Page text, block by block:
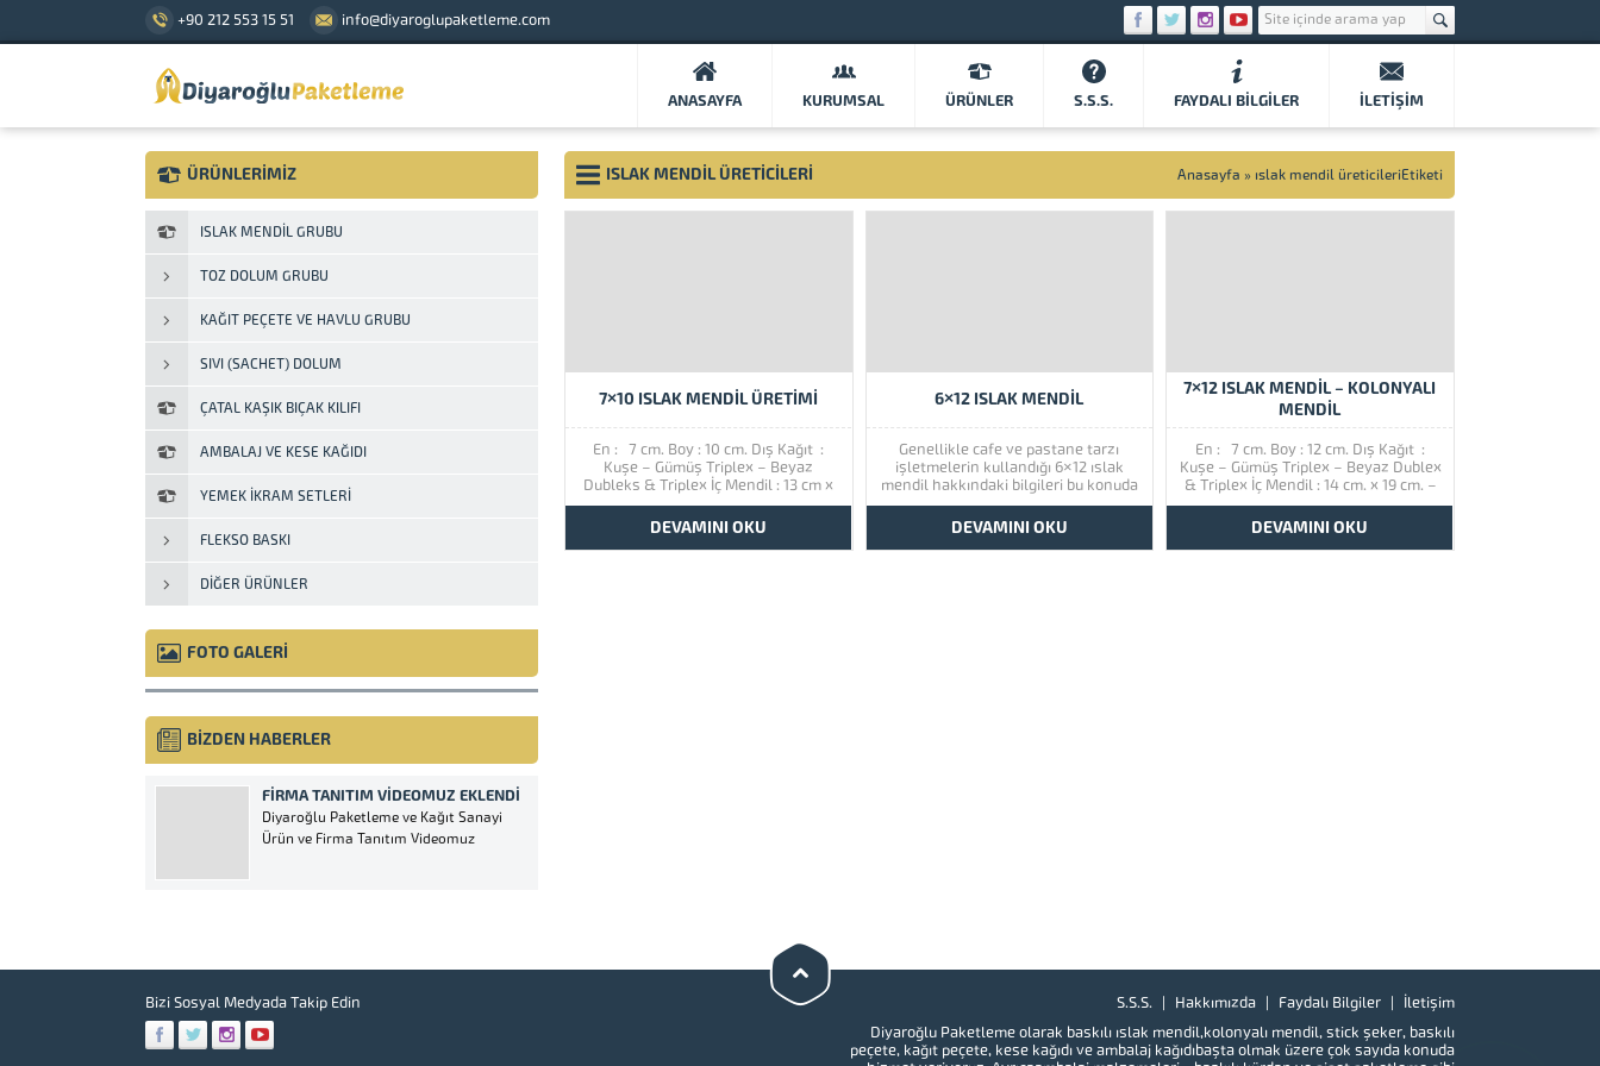
+90 212 553 15 51 info@diyaroglupaketleme.com
ANASAYFA KURUMSAL ÜRÜNLER S.S.S. FAYDALI BILGILER İLETIŞIM
ISLAK MENDIL ÜRETICILERI Anasayfa » ıslak mendil üreticileriEtiketi
7×10 ISLAK MENDIL ÜRETIMI
En : 7 cm. Boy : 10 cm. Dış Kağıt :
Kuşe – Gümüş Triplex – Beyaz
Dubleks & Triplex İç Mendil : 13 cm x
18 cm. – 38 gr. Havlu Koku : Parfüm
Kokulu Su (Davidoff – Pink...
DEVAMINI OKU
6×12 ISLAK MENDIL
Genellikle cafe ve pastane tarzı
işletmelerin kullandığı 6×12 ıslak
mendil hakkındaki bilgileri bu konuda
bulabilirsiniz. Alkollü (kolonyalı)
seçeneği haricinde parfümlü koku
seçenekleriyle de üretilebilen,
firmanıza özel logolu şekilde basılan
DEVAMINI OKU
7×12 ISLAK MENDIL – KOLONYALI
MENDIL
En : 7 cm. Boy : 12 cm. Dış Kağıt :
Kuşe – Gümüş Triplex – Beyaz Dublex
& Triplex İç Mendil : 14 cm. x 19 cm. –
40 gr. Havlu Koku : Parfüm Esanslı Su
(Davidoff – Dove...
DEVAMINI OKU
ÜRÜNLERİMİZ
ISLAK MENDIL GRUBU
TOZ DOLUM GRUBU
KAĞIT PEÇETE VE HAVLU GRUBU
SIVI (SACHET) DOLUM
ÇATAL KAŞIK BIÇAK KILIFI
AMBALAJ VE KESE KAĞIDI
YEMEK İKRAM SETLERI
FLEKSO BASKI
DIĞER ÜRÜNLER
FOTO GALERİ
BİZDEN HABERLER
FIRMA TANITIM VIDEOMUZ EKLENDI
Diyaroğlu Paketleme ve Kağıt Sanayi
Ürün ve Firma Tanıtım Videomuz
Bizi Sosyal Medyada Takip Edin S.S.S. Hakkımızda Faydalı Bilgiler
İletişim
Diyaroğlu Paketleme olarak baskılı ıslak mendil,kolonyalı mendil, stick şeker, baskılı
peçete, kağıt peçete, kese kağıdı ve ambalaj kağıdıbaşta olmak üzere çok sayıda konuda